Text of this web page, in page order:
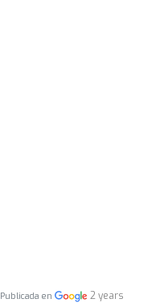
Publicada en
2 years